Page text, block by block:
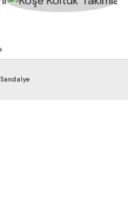
Sandalye